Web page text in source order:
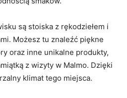
są stoiska z rękodziełem i
Możesz ⁢tu znaleźć piękne⁢
oraz inne unikalne produkty,​
z wizyty⁣ w Malmo. Dzięki
klimat⁣ tego miejsca.